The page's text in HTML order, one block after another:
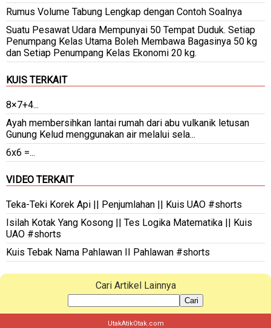
Rumus Volume Tabung Lengkap dengan Contoh Soalnya
Suatu Pesawat Udara Mempunyai 50 Tempat Duduk. Setiap
Penumpang Kelas Utama Boleh Membawa Bagasinya 50 kg
dan Setiap Penumpang Kelas Ekonomi 20 kg.
KUIS TERKAIT
8×7+4...
Ayah membersihkan lantai rumah dari abu vulkanik letusan
Gunung Kelud menggunakan air melalui sela...
6x6 =...
VIDEO TERKAIT
Teka-Teki Korek Api || Penjumlahan || Kuis UAO #shorts
Isilah Kotak Yang Kosong || Tes Logika Matematika || Kuis
UAO #shorts
Kuis Tebak Nama Pahlawan II Pahlawan #shorts
Cari Artikel Lainnya
Cari
UtakAtikOtak.com